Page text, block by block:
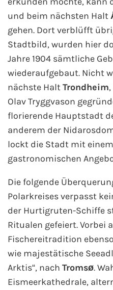
und beim nächsten Halt
gehen. Dort verblüfft
Stadtbild, wurden hier
Jahre 1904 sämtliche
wiederaufgebaut. Nicht
nächste HaltTrondheim
Olav Tryggvason
florierende Hauptstadt
anderem der
lockt die Stadt mit
gastronomischen
Die folgende
Polarkreises verpasst
der Hurtigruten-Schiffe
Ritualen gefeiert. Vorbei
Fischereitradition
wie majestätische
Arktis“, nach Tromsø.
Eismeerkathedrale,